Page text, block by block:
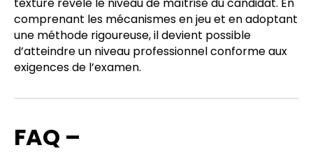
comprenant les mécanismes en jeu et en adoptant
une méthode rigoureuse, il devient possible
d’atteindre un niveau professionnel conforme aux
exigences de l’examen.
FAQ –